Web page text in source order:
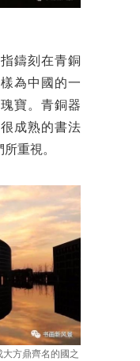
鑄刻在青銅
為中國的一
寶。青銅器
成熟的書法
重視。
方鼎齊名的國之